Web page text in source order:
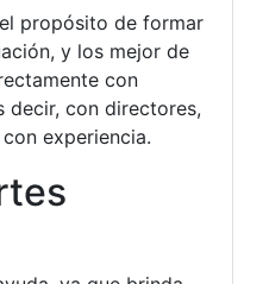
propósito de formar
y los mejor de
con
decir, con directores,
experiencia.